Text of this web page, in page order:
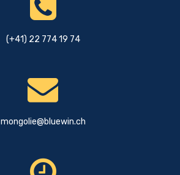
(+41) 22 774 19 74
mongolie@bluewin.ch